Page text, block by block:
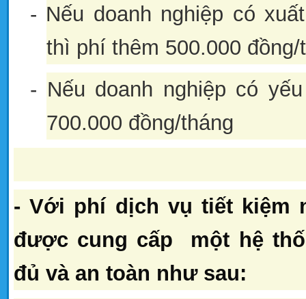
- Nếu doanh nghiệp có
thì phí thêm 500.000 đồng/
- Nếu doanh nghiệp có
700.000 đồng/tháng
- Với phí dịch vụ tiết kiệm
được cung cấp một hệ
đủ và an toàn như sau: